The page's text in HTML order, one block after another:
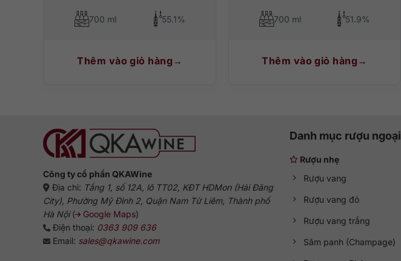
700 ml 55.1%
Thêm vào giỏ hàng
700 ml 51.9%
Thêm vào giỏ hàng
Công ty cổ phần QKAWine
Địa chỉ: Tầng 1, số 12A, lô TT02, KĐT HDMon (Hải Đăng
City), Phường Mỹ Đình 2, Quận Nam Từ Liêm, Thành phố
Hà Nội( Google Maps)
Điện thoại: 0363 909 636
Email: sales@qkawine.com
Danh mục rượu ngoại
Rượu nhẹ
Rượu vang
Rượu vang đỏ
Rượu vang trắng
Sâm panh (Champage)